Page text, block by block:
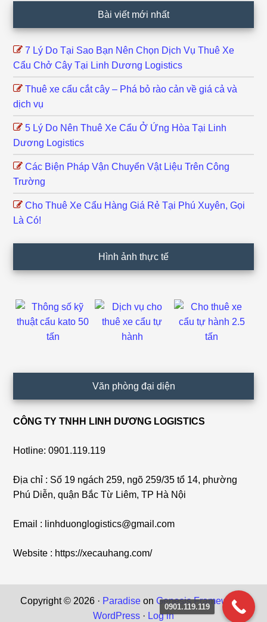
Bài viết mới nhất
7 Lý Do Tại Sao Bạn Nên Chọn Dịch Vụ Thuê Xe
Cẩu Chở Cây Tại Linh Dương Logistics
Thuê xe cẩu cắt cây – Phá bỏ rào cản về giá cả và
dịch vụ
5 Lý Do Nên Thuê Xe Cẩu Ở Ứng Hòa Tại Linh
Dương Logistics
Các Biện Pháp Vận Chuyển Vật Liệu Trên Công
Trường
Cho Thuê Xe Cẩu Hàng Giá Rẻ Tại Phú Xuyên, Gọi
Là Có!
Hình ảnh thực tế
Văn phòng đại diện
CÔNG TY TNHH LINH DƯƠNG LOGISTICS
Hotline: 0901.119.119
Địa chỉ : Số 19 ngách 259, ngõ 259/35 tổ 14, phường
Phú Diễn, quận Bắc Từ Liêm, TP Hà Nội
Email : linhduonglogistics@gmail.com
Website : https://xecauhang.com/
Copyright © 2026 · Paradise on Genesis Framework
WordPress · Log in
0901.119.119